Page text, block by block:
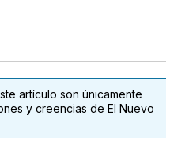
artículo son únicamente
y creencias de El Nuevo